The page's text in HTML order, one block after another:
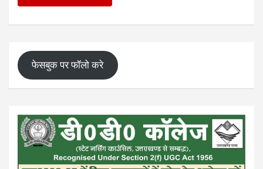
फेसबुक पर फॉलो करे